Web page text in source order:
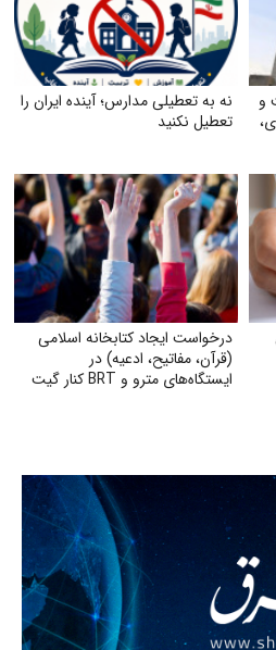
و
نه به تعطیلی مدارس؛ آینده ایران را
تعطیل نکنید
درخواست ایجاد کتابخانه اسلامی
(قرآن، مفاتیح، ادعیه) در
ایستگاه‌های مترو و BRT کنار گیت